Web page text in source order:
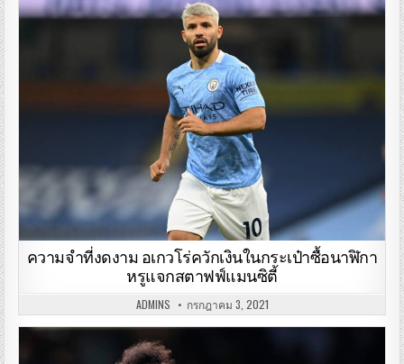
ความจำที่งดงาม อเกวโร่ควักเงินในกระเป๋าซื้อนาฬิกา
หรูแจกสตาฟฟ์แมนซิตี้
ADMINS กรกฎาคม 3, 2021